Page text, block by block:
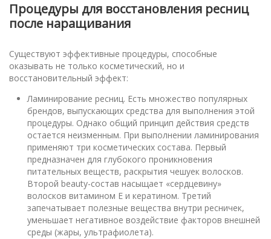
Процедуры для восстановления ресниц
после наращивания
Существуют эффективные процедуры, способные
оказывать не только косметический, но и
восстановительный эффект:
Ламинирование ресниц. Есть множество популярных
брендов, выпускающих средства для выполнения этой
процедуры. Однако общий принцип действия средств
остается неизменным. При выполнении ламинирования
применяют три косметических состава. Первый
предназначен для глубокого проникновения
питательных веществ, раскрытия чешуек волосков.
Второй beauty-состав насыщает «сердцевину»
волосков витамином Е и кератином. Третий
запечатывает полезные вещества внутри ресничек,
уменьшает негативное воздействие факторов внешней
среды (жары, ультрафиолета).